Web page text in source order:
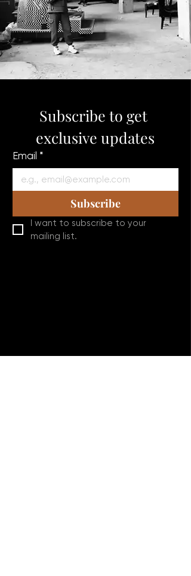
Subscribe to get
exclusive updates
Email *
Subscribe
I want to subscribe to your
mailing list.